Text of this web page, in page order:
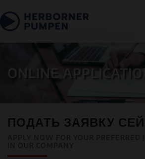
ONLINE
ПОДАТЬ ЗАЯВКУ